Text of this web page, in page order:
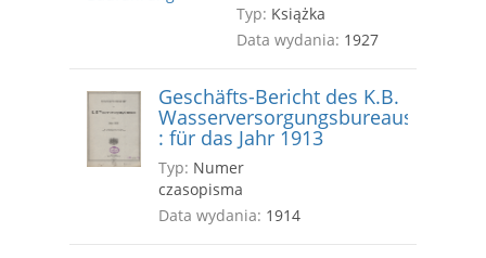
Typ: Książka
Data wydania: 1927
Geschäfts-Bericht des K.B.
Wasserversorgungsbureaus
: für das Jahr 1913
Typ: Numer
czasopisma
Data wydania: 1914